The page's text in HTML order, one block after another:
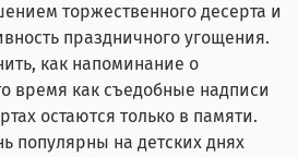
торжественного десерта и
праздничного угощения.
как напоминание о
время как съедобные надписи
остаются только в памяти.
популярны на детских днях